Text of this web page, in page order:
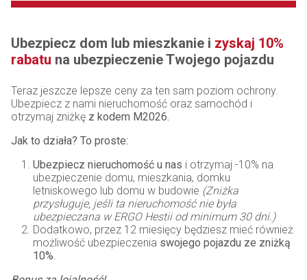
Ubezpiecz dom lub mieszkanie i zyskaj 10%
rabatu na ubezpieczenie Twojego pojazdu
Teraz jeszcze lepsze ceny za ten sam poziom ochrony.
Ubezpiecz z nami nieruchomość oraz samochód i
otrzymaj zniżkę z kodem M2026.
Jak to działa? To proste:
Ubezpiecz nieruchomość u nas i otrzymaj -10% na
ubezpieczenie domu, mieszkania, domku
letniskowego lub domu w budowie (Zniżka
przysługuje, jeśli ta nieruchomość nie była
ubezpieczana w ERGO Hestii od minimum 30 dni.)
Dodatkowo, przez 12 miesięcy będziesz mieć również
możliwość ubezpieczenia swojego pojazdu ze zniżką
10%.